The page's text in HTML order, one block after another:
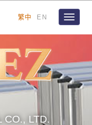
繁中 EN
Toggle
CO., LTD.